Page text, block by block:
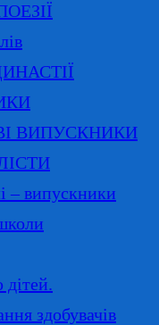
ВИПУСКНИКИ
– випускники
здобувачів